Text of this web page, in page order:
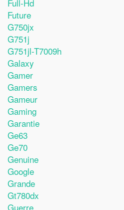
Full-Hd
Future
G750jx
G751j
G751jl-T7009h
Galaxy
Gamer
Gamers
Gameur
Gaming
Garantie
Ge63
Ge70
Genuine
Google
Grande
Gt780dx
Guerre